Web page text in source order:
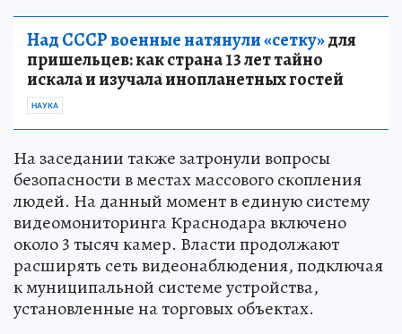
Над СССР военные натянули «сетку»для
пришельцев: как страна 13 лет тайно
искала и изучала инопланетных гостей
НАУКА
На заседании также затронули вопросы
безопасности в местах массового скопления
людей. На данный момент в единую систему
видеомониторинга Краснодара включено
около 3 тысяч камер. Власти продолжают
расширять сеть видеонаблюдения, подключая
к муниципальной системе устройства,
установленные на торговых объектах.